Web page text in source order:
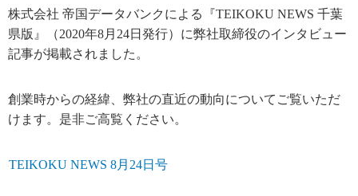
株式会社 帝国データバンクによる『TEIKOKU NEWS 千葉
県版』（2020年8月24日発行）に弊社取締役のインタビュー
記事が掲載されました。
創業時からの経緯、弊社の直近の動向についてご覧いただ
けます。是非ご高覧ください。
TEIKOKU NEWS 8月24日号